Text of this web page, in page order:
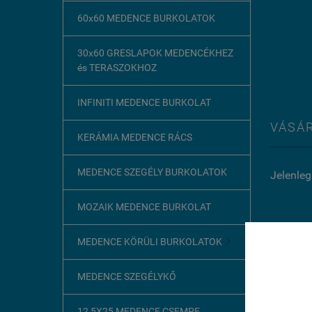
60x60 MEDENCE BURKOLATOK
30x60 GRESLAPOK MEDENCÉKHEZ
és TERASZOKHOZ
INFINITI MEDENCE BURKOLAT
KERÁMIA MEDENCE RÁCS
MEDENCE SZEGÉLY BURKOLATOK
MOZAIK MEDENCE BURKOLAT
MEDENCE KÖRÜLI BURKOLATOK 
MEDENCE SZEGÉLYKŐ